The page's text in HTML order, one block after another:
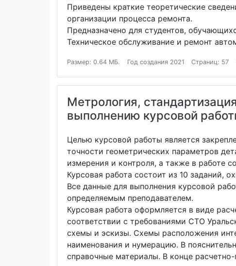
Приведены краткие теоретические
организации процесса ремонта.
Предназначено для студентов,
Техническое обслуживание и ремонт
Размер: 0.64 МБ. Год создания 2021 Страниц: 57
Метрология,
выполнению курсовой
Целью курсовой работы является
точности геометрических параметров
измерения и контроля, а также в работе
Курсовая работа состоит из 10 заданий,
Все данные для выполнения курсовой
определяемым преподавателем.
Курсовая работа оформляется в виде
соответствии с требованиями СТО
схемы и эскизы. Схемы расположения
наименования и нумерацию. В
справочные материалы. В конце